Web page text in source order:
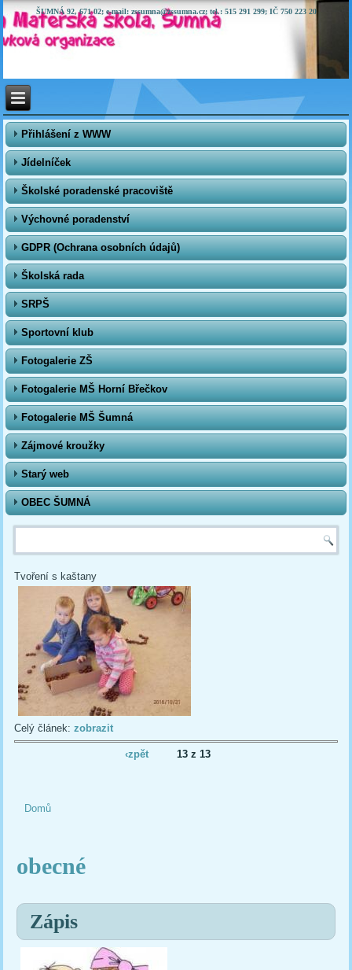
ŠUMNÁ 92, 671 02; e-mail: zssumna@zssumna.cz; tel.: 515 291 299; IČ 750 223 20
Přihlášení z WWW
Jídelníček
Školské poradenské pracoviště
Výchovné poradenství
GDPR (Ochrana osobních údajů)
Školská rada
SRPŠ
Sportovní klub
Fotogalerie ZŠ
Fotogalerie MŠ Horní Břečkov
Fotogalerie MŠ Šumná
Zájmové kroužky
Starý web
OBEC ŠUMNÁ
Vyhledávání
Tvoření s kaštany
Celý článek:zobrazit
‹zpět 13 z 13
Domů
obecné
Zápis